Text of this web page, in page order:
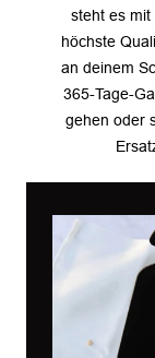
steht es
höchste
an deinem
365-Tage-
gehen oder